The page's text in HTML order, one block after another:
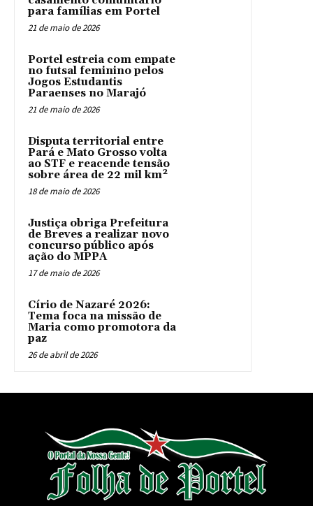
para famílias em Portel
21 de maio de 2026
Portel estreia com empate
no futsal feminino pelos
Jogos Estudantis
Paraenses no Marajó
21 de maio de 2026
Disputa territorial entre
Pará e Mato Grosso volta
ao STF e reacende tensão
sobre área de 22 mil km²
18 de maio de 2026
Justiça obriga Prefeitura
de Breves a realizar novo
concurso público após
ação do MPPA
17 de maio de 2026
Círio de Nazaré 2026:
Tema foca na missão de
Maria como promotora da
paz
26 de abril de 2026